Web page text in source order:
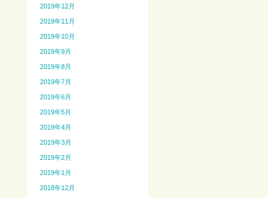
2019年12月
2019年11月
2019年10月
2019年9月
2019年8月
2019年7月
2019年6月
2019年5月
2019年4月
2019年3月
2019年2月
2019年1月
2018年12月